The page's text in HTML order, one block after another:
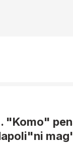
"Komo"